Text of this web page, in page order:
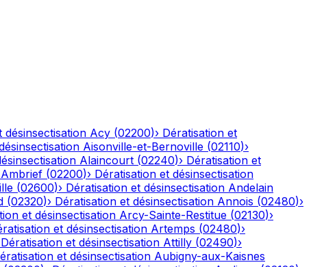
désinsectisation Acy (02200)› Dératisation et
Aisonville-et-Bernoville (02110)›
Alaincourt (02240)› Dératisation et
Ambrief (02200)› Dératisation et désinsectisation
(02600)› Dératisation et désinsectisation Andelain
(02320)› Dératisation et désinsectisation Annois (02480)›
et désinsectisation Arcy-Sainte-Restitue (02130)›
et désinsectisation Artemps (02480)›
Dératisation et désinsectisation Attilly (02490)›
et désinsectisation Aubigny-aux-Kaisnes